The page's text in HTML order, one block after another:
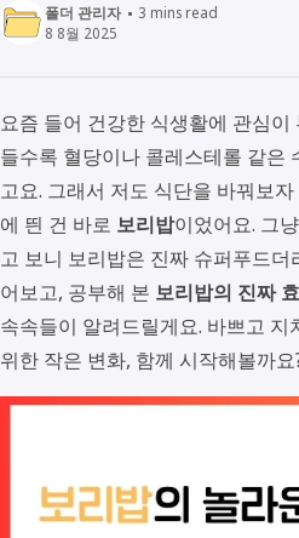
폴더 관리자 3 mins read
8 8월 2025
요즘 들어 건강한 식생활에 관심이
들수록 혈당이나 콜레스테롤 같은
고요. 그래서 저도 식단을 바꿔보
에 띈 건 바로 보리밥이었어요. 그
고 보니 보리밥은 진짜 슈퍼푸드더
어보고, 공부해 본 보리밥의 진짜
속속들이 알려드릴게요. 바쁘고
위한 작은 변화, 함께 시작해볼까요